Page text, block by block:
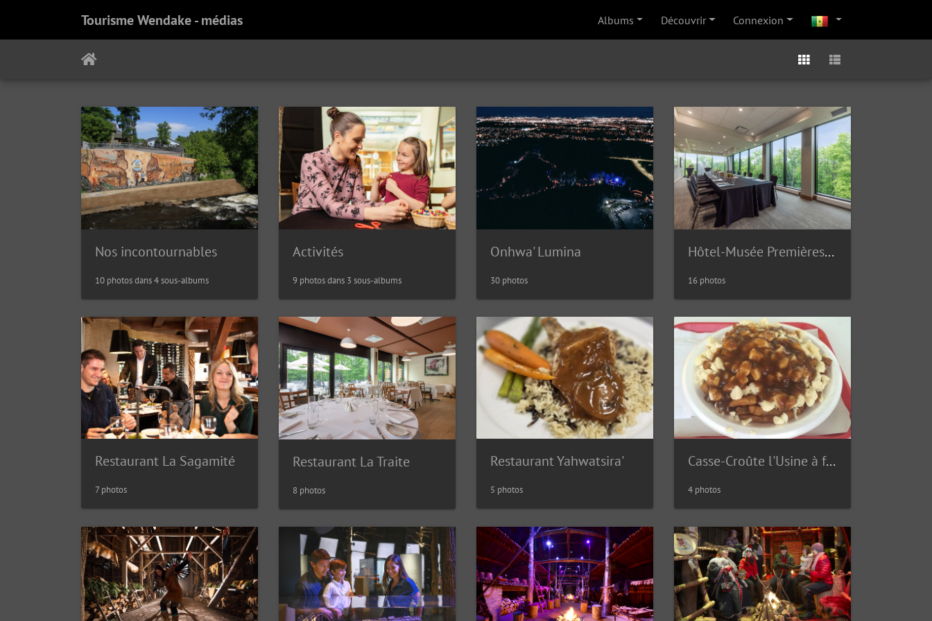
Tourisme Wendake - médias Albums Découvrir Connexion
Nos incontournables
10 photos dans 4 sous-albums
Activités
9 photos dans 3 sous-albums
Onhwa' Lumina
30 photos
Hôtel-Musée Premières Nations
16 photos
Restaurant La Sagamité
7 photos
Restaurant La Traite
8 photos
Restaurant Yahwatsira'
5 photos
Casse-Croûte l'Usine à frites
4 photos